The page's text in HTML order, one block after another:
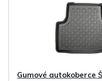
Gumové autokoberce